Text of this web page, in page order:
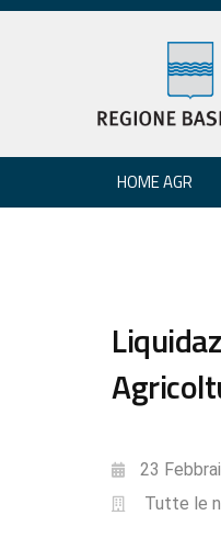
HOME AGR
23
Tutte le